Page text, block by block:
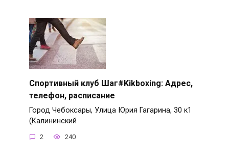
Спортивный клуб Шаг#Kikboxing: Адрес,
телефон, расписание
Город Чебоксары, Улица Юрия Гагарина, 30 к1
(Калининский
2 240